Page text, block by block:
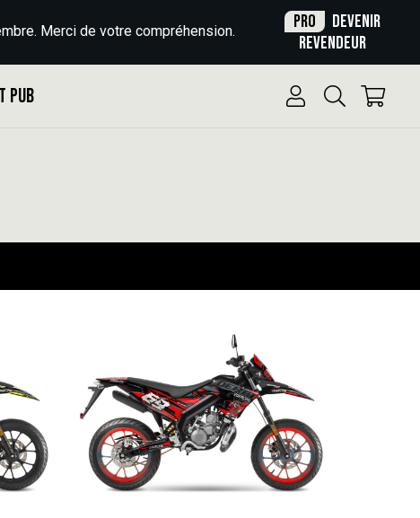
Merci de votre compréhension. Pro
Devenir
revendeur
Pub